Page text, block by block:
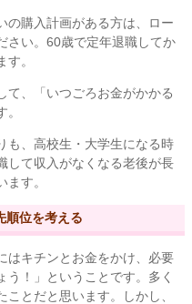
の購入計画がある方は、ロー
さい。60歳で定年退職してか
。
て、「いつごろお金がかかる
、高校生・大学生になる時
して収入がなくなる老後が長
す。
順位を考える
はキチンとお金をかけ、必要
！」ということです。多く
とだと思います。しかし、